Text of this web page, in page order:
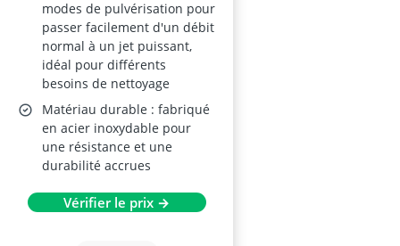
modes de pulvérisation pour
passer facilement d'un débit
normal à un jet puissant,
idéal pour différents
besoins de nettoyage
Matériau durable : fabriqué
en acier inoxydable pour
une résistance et une
durabilité accrues
Vérifier le prix →